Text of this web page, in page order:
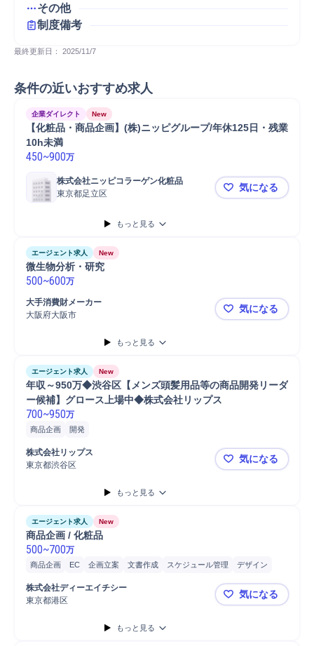
その他
制度備考
最終更新日： 2025/11/7
条件の近いおすすめ求人
企業ダイレクト New
【化粧品・商品企画】(株)ニッピグループ/年休125日・残業
10h未満
450~900万
株式会社ニッピコラーゲン化粧品
東京都足立区
【化粧品・
気になる
もっと見る
エージェント求人 New
微生物分析・研究
500~600万
大手消費財メーカー
大阪府大阪市
微生物分析
気になる
もっと見る
エージェント求人 New
年収～950万◆渋谷区【メンズ頭髪用品等の商品開発リーダ
ー候補】グロース上場中◆株式会社リップス
700~950万
商品企画 開発
株式会社リップス
東京都渋谷区
年収～950
気になる
もっと見る
エージェント求人 New
商品企画 / 化粧品
500~700万
商品企画 EC 企画立案 文書作成 スケジュール管理
デザイン
コンセプト立案
株式会社ディーエイチシー
東京都港区
商品企画 /
気になる
もっと見る